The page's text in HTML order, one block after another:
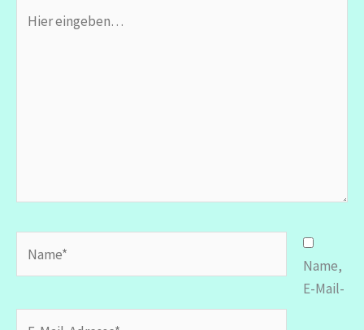
eingeben…
Name,
E-Mail-